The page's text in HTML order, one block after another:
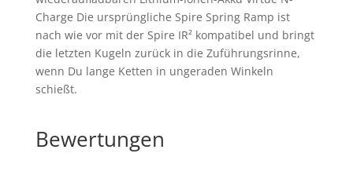
Charge Die ursprüngliche Spire Spring Ramp ist
nach wie vor mit der Spire IR² kompatibel und bringt
die letzten Kugeln zurück in die Zuführungsrinne,
wenn Du lange Ketten in ungeraden Winkeln
schießt.
Bewertungen